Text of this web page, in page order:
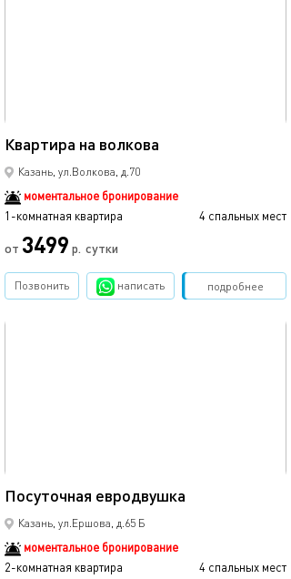
Квартира на волкова
Казань, ул.Волкова, д.70
моментальное бронирование
1-комнатная квартира
4 спальных мест
от 3499 р. сутки
подробнее
Позвонить написать Забронировать
Посуточная евродвушка
Казань, ул.Ершова, д.65 Б
моментальное бронирование
2-комнатная квартира
4 спальных мест